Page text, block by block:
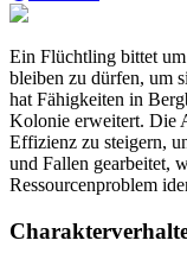
Ein Flüchtling bittet
bleiben zu dürfen, um
hat Fähigkeiten in
Kolonie erweitert. Die
Effizienz zu steigern,
und Fallen gearbeitet,
Ressourcenproblem